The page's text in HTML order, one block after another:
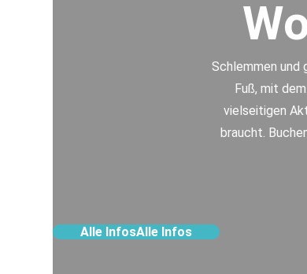
Schlemmen und
Fuß, mit
vielseitigen
braucht.
Alle InfosAlle Infos